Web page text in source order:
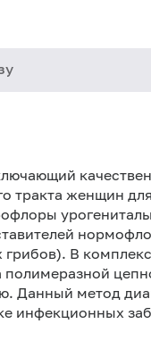
тракта женщин
В
Данный метод
инфекционных